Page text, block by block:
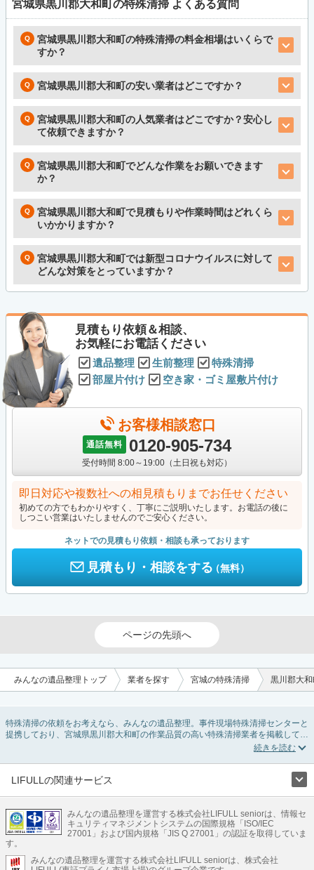
宮城県黒川郡大和町の特殊清掃 よくある質問
宮城県黒川郡大和町の特殊清掃の料金相場はいくらで
すか？
宮城県黒川郡大和町の安い業者はどこですか？
宮城県黒川郡大和町の人気業者はどこですか？安心し
て依頼できますか？
宮城県黒川郡大和町でどんな作業をお願いできます
か？
宮城県黒川郡大和町で見積もりや作業時間はどれくら
いかかりますか？
宮城県黒川郡大和町では新型コロナウイルスに対して
どんな対策をとっていますか？
見積もり依頼＆相談、
お気軽にお電話ください
遺品整理 生前整理
特殊清掃
部屋片付け
空き家・ゴミ屋敷片付け
お客様相談窓口
通話無料 0120-905-734
受付時間 8:00～19:00（土日祝も対応）
即日対応や複数社への相見積もりまでお任せください
初めての方でもわかりやすく、丁寧にご説明いたします。お電話の後に
しつこい営業はいたしませんのでご安心ください。
ネットでの見積もり依頼・相談も承っております
見積もり・相談をする（無料）
ページの先頭へ
みんなの遺品整理トップ 業者を探す 宮城の特殊清掃 黒川郡大
特殊清掃の依頼をお考えなら、みんなの遺品整理。事件現場特殊清掃センターと
提携しており、宮城県黒川郡大和町の作業品質の高い特殊清掃業者を掲載してい
ます。孤独死・孤立死に伴う不用品の処分・回収・引き取りから、事件・事故・
合はリフォームによる原状回復・オゾン脱臭機による腐敗臭などの臭いの脱臭・
のご担当者様でも相談できます。
LIFULLの関連サービス
不動産・住宅
引越し 老人ホーム 地方創生
ママの就労支援
不動産クラウドファンディング 遺品整理 老後の暮らし情報
LIFULL HOME'Sのサービス
みんなの遺品整理を運営する株式会社LIFULL seniorは、情報セ
キュリティマネジメントシステムの国際規格「ISO/IEC
27001」および国内規格「JIS Q 27001」の認証を取得していま
す。
みんなの遺品整理を運営する株式会社LIFULL seniorは、株式会社